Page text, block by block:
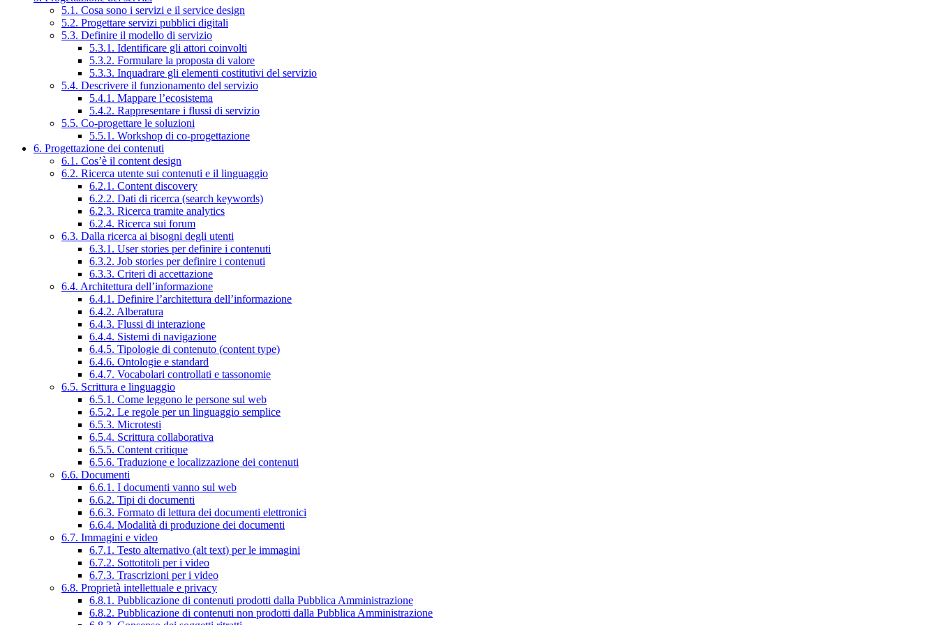
5.1. Cosa sono i servizi e il service design
5.2. Progettare servizi pubblici digitali
5.3. Definire il modello di servizio
5.3.1. Identificare gli attori coinvolti
5.3.2. Formulare la proposta di valore
5.3.3. Inquadrare gli elementi costitutivi del servizio
5.4. Descrivere il funzionamento del servizio
5.4.1. Mappare l’ecosistema
5.4.2. Rappresentare i flussi di servizio
5.5. Co-progettare le soluzioni
5.5.1. Workshop di co-progettazione
6. Progettazione dei contenuti
6.1. Cos’è il content design
6.2. Ricerca utente sui contenuti e il linguaggio
6.2.1. Content discovery
6.2.2. Dati di ricerca (search keywords)
6.2.3. Ricerca tramite analytics
6.2.4. Ricerca sui forum
6.3. Dalla ricerca ai bisogni degli utenti
6.3.1. User stories per definire i contenuti
6.3.2. Job stories per definire i contenuti
6.3.3. Criteri di accettazione
6.4. Architettura dell’informazione
6.4.1. Definire l’architettura dell’informazione
6.4.2. Alberatura
6.4.3. Flussi di interazione
6.4.4. Sistemi di navigazione
6.4.5. Tipologie di contenuto (content type)
6.4.6. Ontologie e standard
6.4.7. Vocabolari controllati e tassonomie
6.5. Scrittura e linguaggio
6.5.1. Come leggono le persone sul web
6.5.2. Le regole per un linguaggio semplice
6.5.3. Microtesti
6.5.4. Scrittura collaborativa
6.5.5. Content critique
6.5.6. Traduzione e localizzazione dei contenuti
6.6. Documenti
6.6.1. I documenti vanno sul web
6.6.2. Tipi di documenti
6.6.3. Formato di lettura dei documenti elettronici
6.6.4. Modalità di produzione dei documenti
6.7. Immagini e video
6.7.1. Testo alternativo (alt text) per le immagini
6.7.2. Sottotitoli per i video
6.7.3. Trascrizioni per i video
6.8. Proprietà intellettuale e privacy
6.8.1. Pubblicazione di contenuti prodotti dalla Pubblica Amministrazione
6.8.2. Pubblicazione di contenuti non prodotti dalla Pubblica Amministrazione